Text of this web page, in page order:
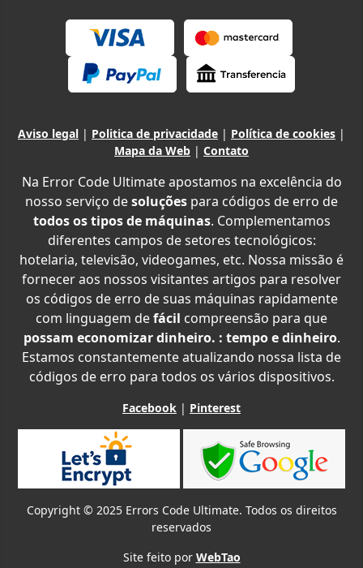
Aviso legal | Politica de privacidade | Política de cookies |
Mapa da Web | Contato
Na Error Code Ultimate apostamos na excelência do
nosso serviço desoluções para códigos de erro de
todos os tipos de máquinas. Complementamos
diferentes campos de setores tecnológicos:
hotelaria, televisão, videogames, etc. Nossa missão é
fornecer aos nossos visitantes artigos para resolver
os códigos de erro de suas máquinas rapidamente
com linguagem defácil compreensão para que
possam economizar dinheiro. : tempo e dinheiro.
Estamos constantemente atualizando nossa lista de
códigos de erro para todos os vários dispositivos.
Facebook | Pinterest
Copyright © 2025 Errors Code Ultimate. Todos os direitos
reservados
Site feito por WebTao